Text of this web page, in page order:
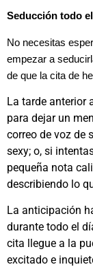
Seducción todo
No necesitas
empezar a
de que la cita de
La tarde anterior
para dejar un
correo de voz de
sexy; o, si
pequeña nota
describiendo lo
La anticipación
durante todo el
cita llegue a la
excitado e